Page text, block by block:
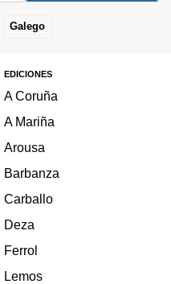
Galego
EDICIONES
A Coruña
A Mariña
Arousa
Barbanza
Carballo
Deza
Ferrol
Lemos